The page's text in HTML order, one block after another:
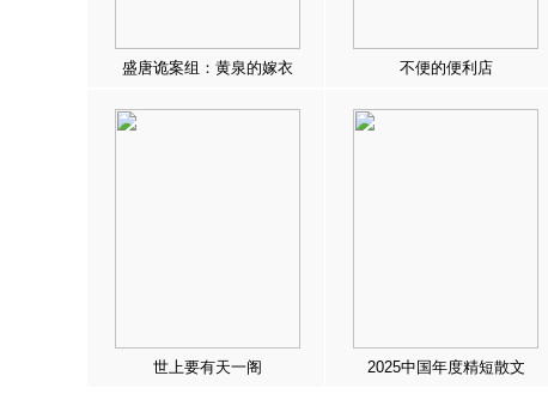
盛唐诡案组：黄泉的嫁衣 不便的便利店
世上要有天一阁 2025中国年度精短散文